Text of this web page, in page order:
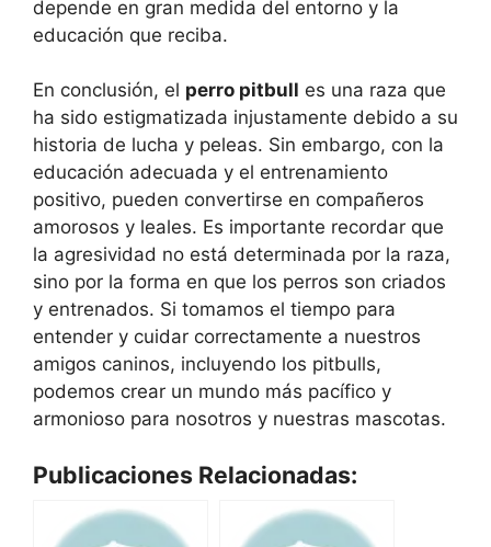
depende en gran medida del entorno y la
educación que reciba.
En conclusión, el perro pitbull es una raza que
ha sido estigmatizada injustamente debido a su
historia de lucha y peleas. Sin embargo, con la
educación adecuada y el entrenamiento
positivo, pueden convertirse en compañeros
amorosos y leales. Es importante recordar que
la agresividad no está determinada por la raza,
sino por la forma en que los perros son criados
y entrenados. Si tomamos el tiempo para
entender y cuidar correctamente a nuestros
amigos caninos, incluyendo los pitbulls,
podemos crear un mundo más pacífico y
armonioso para nosotros y nuestras mascotas.
Publicaciones Relacionadas: